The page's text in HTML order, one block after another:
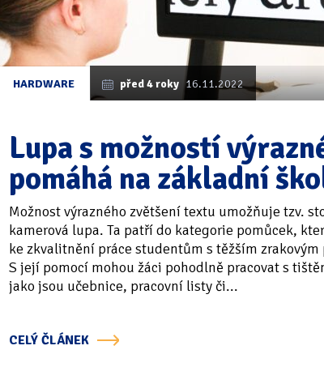
HARDWARE před 4 roky 16.11.2022
Lupa s možností
pomáhá na základní
Možnost výrazného zvětšení textu umožňuje tzv.
kamerová lupa. Ta patří do kategorie pomůcek,
ke zkvalitnění práce studentům s těžším
S její pomocí mohou žáci pohodlně pracovat s
jako jsou učebnice, pracovní listy či...
CELÝ ČLÁNEK